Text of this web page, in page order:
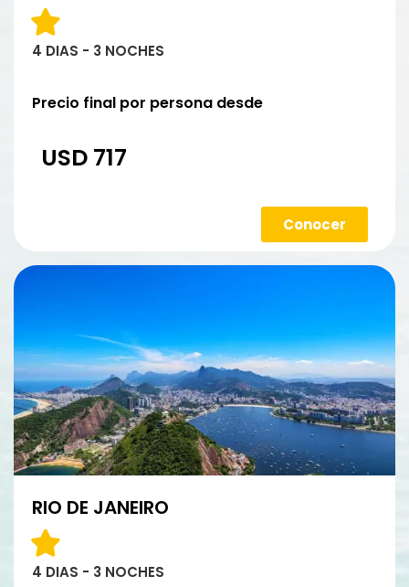
4 DIAS - 3 NOCHES
Precio final por persona desde
USD 717
Conocer
RIO DE JANEIRO
4 DIAS - 3 NOCHES